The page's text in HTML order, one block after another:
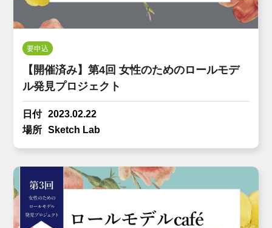
要申込
【開催済み】第4回 女性のためのロールモデ
ル発見プロジェクト
日付 2023.02.22
場所
Sketch Lab